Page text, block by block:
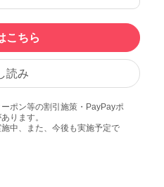
こちら
読み
ポン等の割引施策・PayPayポ
ります。
中、また、今後も実施予定で